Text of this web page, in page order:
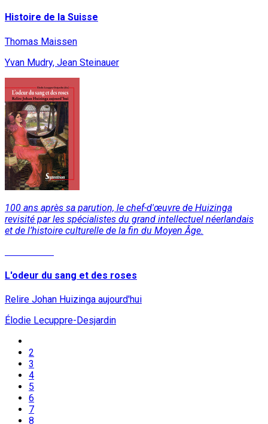
Histoire de la Suisse
Thomas Maissen
Yvan Mudry, Jean Steinauer
100 ans après sa parution, le chef-d'œuvre de Huizinga
revisité par les spécialistes du grand intellectuel néerlandais
et de l’histoire culturelle de la fin du Moyen Âge.
L'odeur du sang et des roses
Relire Johan Huizinga aujourd'hui
Élodie Lecuppre-Desjardin
2
3
4
5
6
7
8